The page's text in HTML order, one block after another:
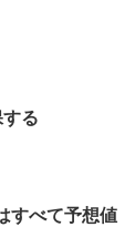
る
すべて予想値